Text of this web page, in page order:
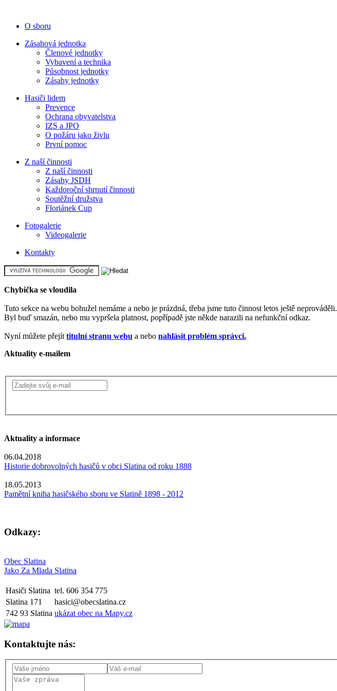
O sboru
Zásahová jednotka
Členové jednotky
Vybavení a technika
Působnost jednotky
Zásahy jednotky
Hasiči lidem
Prevence
Ochrana obyvatelstva
IZS a JPO
O požáru jako živlu
První pomoc
Z naší činnosti
Z naší činnosti
Zásahy JSDH
Každoroční shrnutí činnosti
Soutěžní družstva
Floriánek Cup
Fotogalerie
Videogalerie
Kontakty
Chybička se vloudila
Tuto sekce na webu bohužel nemáme a nebo je prázdná, třeba jsme tuto činnost letos ještě neprováděli.
Byl buď smazán, nebo mu vypršela platnost, popřípadě jste někde narazili na nefunkční odkaz.
Nyní můžete přejít titulní stranu webu a nebo nahlásit problém správci.
Aktuality e-mailem
Aktuality a informace
06.04.2018
Historie dobrovolných hasičů v obci Slatina od roku 1888
18.05.2013
Pamětní kniha hasičského sboru ve Slatině 1898 - 2012
Odkazy:
Obec Slatina
Jako Za Mlada Slatina
Hasiči Slatina tel. 606 354 775
Slatina 171
hasici@obecslatina.cz
742 93 Slatina ukázat obec na Mapy.cz
Kontaktujte nás: